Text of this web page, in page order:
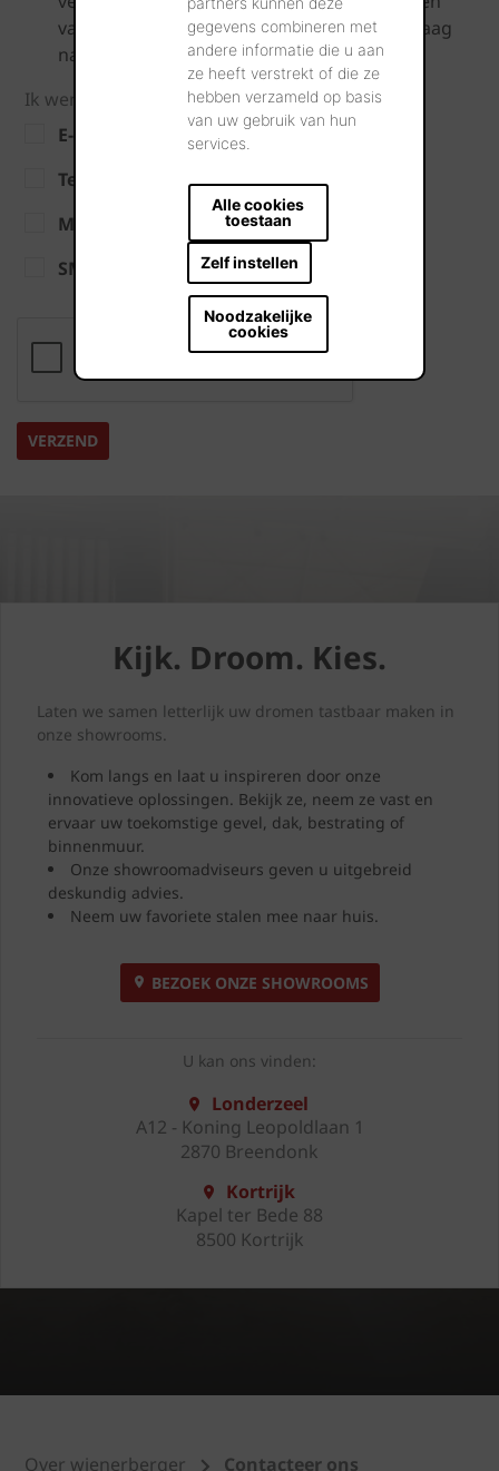
gegevens combineren met
andere informatie die u aan
ze heeft verstrekt of die ze
hebben verzameld op basis
van uw gebruik van hun
services.
Alle cookies
toestaan
Zelf instellen
Noodzakelijke
cookies
van uw persoonlijke data verwijzen wij u graag
naar onze
Privacy Policy.
Ik wens op de hoogte gehouden te worden via:
E-mail
Telefoon
Mobiel nummer
SMS-berichten
Kijk. Droom. Kies.
Laten we samen letterlijk uw dromen tastbaar maken in
onze showrooms.
Kom langs en laat u inspireren door onze
innovatieve oplossingen. Bekijk ze, neem ze vast en
ervaar uw toekomstige gevel, dak, bestrating of
binnenmuur.
Onze showroomadviseurs geven u uitgebreid
deskundig advies.
Neem uw favoriete stalen mee naar huis.
BEZOEK ONZE SHOWROOMS
U kan ons vinden:
Londerzeel
A12 - Koning Leopoldlaan 1
2870 Breendonk
Kortrijk
Kapel ter Bede 88
8500 Kortrijk
Over wienerberger Contacteer ons